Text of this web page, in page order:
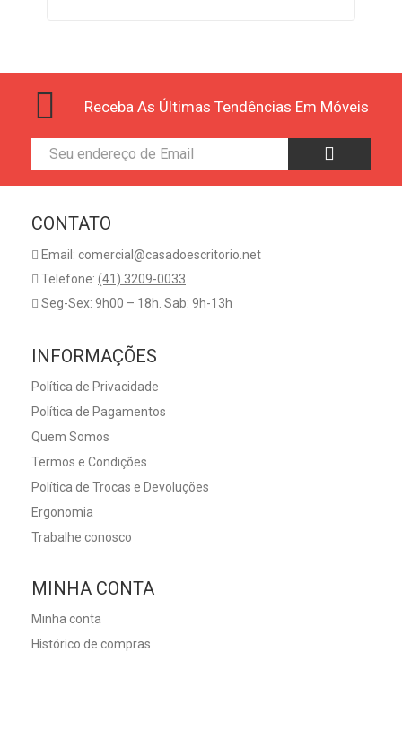
Receba As Últimas Tendências Em Móveis
CONTATO
Email: comercial@casadoescritorio.net
Telefone: (41) 3209-0033
Seg-Sex: 9h00 – 18h. Sab: 9h-13h
INFORMAÇÕES
Política de Privacidade
Política de Pagamentos
Quem Somos
Termos e Condições
Política de Trocas e Devoluções
Ergonomia
Trabalhe conosco
MINHA CONTA
Minha conta
Histórico de compras